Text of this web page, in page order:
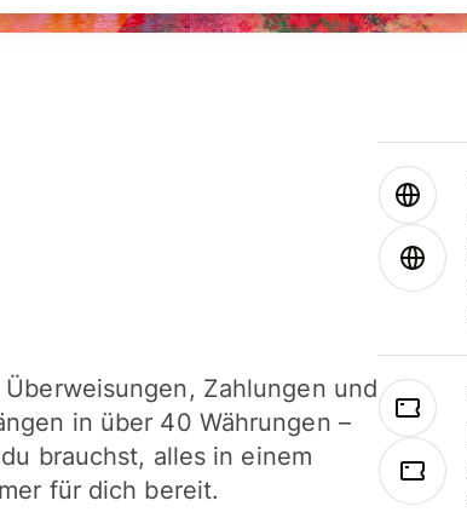
Zahlungen und
in über 40 Währungen –
brauchst, alles in einem
für dich bereit.